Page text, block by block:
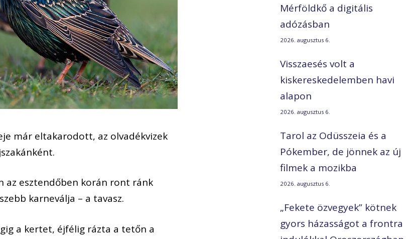
már eltakarodott, az olvadékvizek
az esztendőben korán ront ránk
karneválja – a tavasz.
a kertet, éjfélig rázta a tetőn a
Mérföldkő a digitális
adózásban
2026. augusztus 6.
Visszaesés volt a
kiskereskedelemben havi
alapon
2026. augusztus 6.
Tarol az Odüsszeia és a
Pókember, de jönnek az új
filmek a mozikba
2026. augusztus 6.
„Fekete özvegyek” kötnek
gyors házasságot a frontra